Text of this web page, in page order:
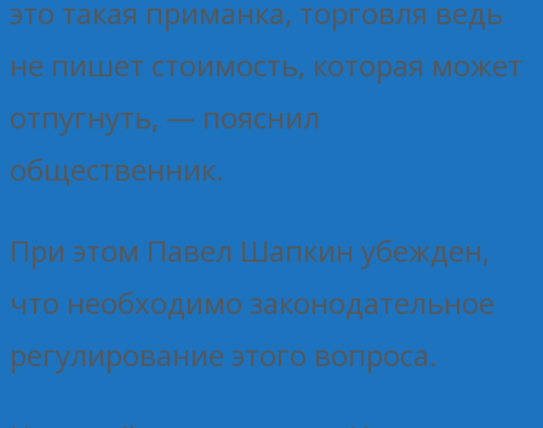
это такая приманка, торговля ведь
не пишет стоимость, которая может
отпугнуть, — пояснил
общественник.
При этом Павел Шапкин убежден,
что необходимо законодательное
регулирование этого вопроса.